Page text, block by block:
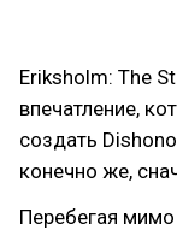
Eriksholm: The
впечатление,
создать
конечно же,
Перебегая